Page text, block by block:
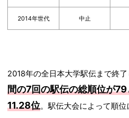
2014年世代 中止
2018年の全日本大学駅伝まで終了
間の7回の駅伝の総順位が
11.28位。駅伝大会によって順